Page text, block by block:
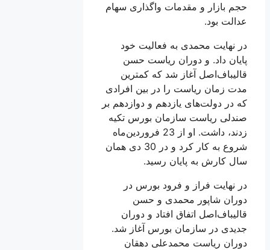
حجم بازار و مقدمات واگذاری سهام
عدالت بود.
در نهایت محمدی به فعالیت خود
پایان داد. و دوران ریاست حسن
قالیباف‌اصل آغاز شد که کمترین
مدت زمان ریاست را در بین افرادی
که در دولت‌های یازدهم و دوازدهم بر
صندلی ریاست سازمان بورس تکیه
زدند، داشت. او از 23 فروردین‌ماه
شروع به کار کرد و در 30 دی همان
سال کارش به پایان رسید.
در نهایت فراز و فرود بورس در
دوران شاپور محمدی و حسن
قالیباف‌اصل اتفاق افتاد و دوران
جدیدی در سازمان بورس آغاز شد.
دوران ریاست محمدعلی دهقان